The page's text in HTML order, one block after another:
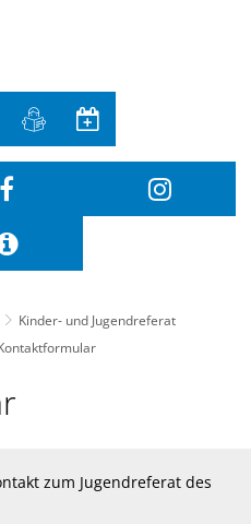
Kinder- und Jugendreferat
zum Jugendreferat des